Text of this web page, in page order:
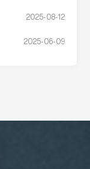
2025-08-12
2025-06-09